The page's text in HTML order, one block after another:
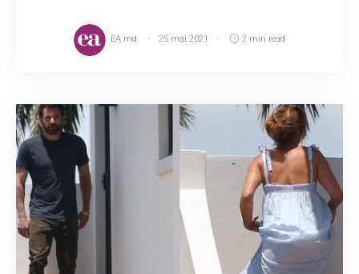
EA.md 25 mai 2021 2 min read